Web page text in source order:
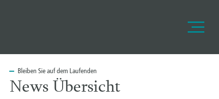
Bleiben Sie auf dem Laufenden
News Übersicht